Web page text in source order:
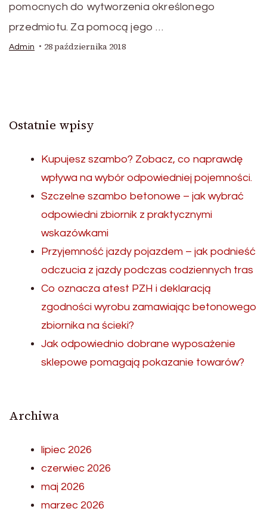
pomocnych do wytworzenia określonego
przedmiotu. Za pomocą jego …
Admin 28 października 2018
Ostatnie wpisy
Kupujesz szambo? Zobacz, co naprawdę
wpływa na wybór odpowiedniej pojemności.
Szczelne szambo betonowe – jak wybrać
odpowiedni zbiornik z praktycznymi
wskazówkami
Przyjemność jazdy pojazdem – jak podnieść
odczucia z jazdy podczas codziennych tras
Co oznacza atest PZH i deklaracją
zgodności wyrobu zamawiając betonowego
zbiornika na ścieki?
Jak odpowiednio dobrane wyposażenie
sklepowe pomagają pokazanie towarów?
Archiwa
lipiec 2026
czerwiec 2026
maj 2026
marzec 2026